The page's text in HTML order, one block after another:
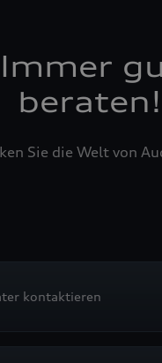
Immer
beraten!
Sie die Welt von
kontaktieren